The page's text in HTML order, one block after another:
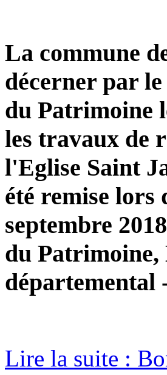
La commune
décerner par
du Patrimoine
les travaux de
l'Eglise Saint
été remise lors
septembre
du
départemental
Lire la suite :